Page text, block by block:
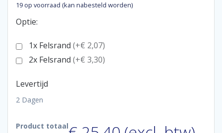
19 op voorraad (kan nabesteld worden)
Optie:
1x Felsrand (+€ 2,07)
2x Felsrand (+€ 3,30)
Levertijd
2 Dagen
Product totaal